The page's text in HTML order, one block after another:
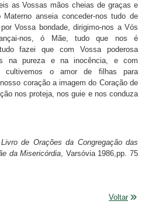
as Vossas mãos cheias de graças e
anseia conceder-nos tudo de
Vossa bondade, dirigimo-nos a Vós
nos, ó Mãe, tudo que nos é
fazei que com Vossa poderosa
na pureza e na inocência, e com
cultivemos o amor de filhas para
coração a imagem do Coração de
nos proteja, nos guie e nos conduza
de Orações da Congregação das
da Misericórdia, Varsóvia 1986,pp. 75
Voltar